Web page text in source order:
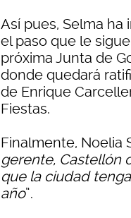
Así pues, Selma ha
el paso que le
próxima Junta de
donde quedará
de Enrique
Fiestas.
Finalmente, Noelia
gerente, Castellón
que la ciudad
año”.